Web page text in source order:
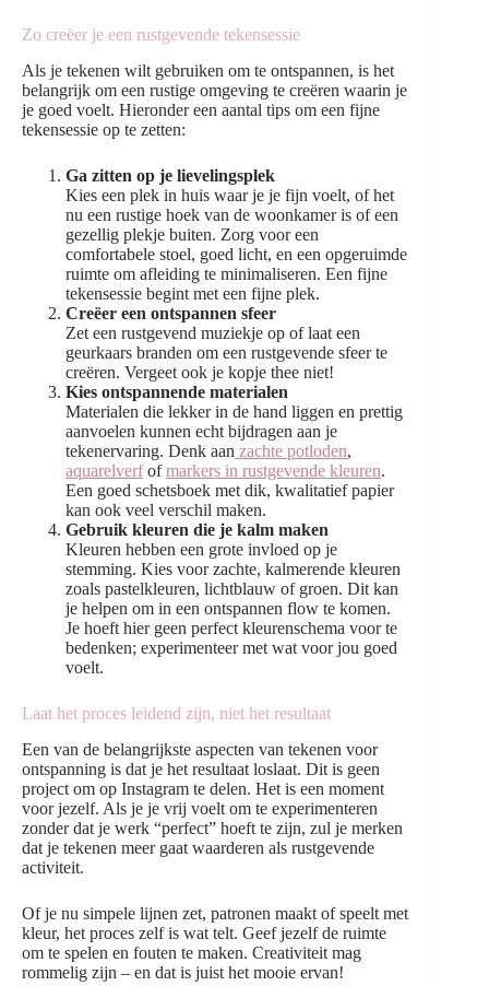
Zo creëer je een rustgevende tekensessie
Als je tekenen wilt gebruiken om te ontspannen, is het
belangrijk om een rustige omgeving te creëren waarin je
je goed voelt. Hieronder een aantal tips om een fijne
tekensessie op te zetten:
Ga zitten op je lievelingsplek
Kies een plek in huis waar je je fijn voelt, of het
nu een rustige hoek van de woonkamer is of een
gezellig plekje buiten. Zorg voor een
comfortabele stoel, goed licht, en een opgeruimde
ruimte om afleiding te minimaliseren. Een fijne
tekensessie begint met een fijne plek.
Creëer een ontspannen sfeer
Zet een rustgevend muziekje op of laat een
geurkaars branden om een rustgevende sfeer te
creëren. Vergeet ook je kopje thee niet!
Kies ontspannende materialen
Materialen die lekker in de hand liggen en prettig
aanvoelen kunnen echt bijdragen aan je
tekenervaring. Denk aan zachte potloden,
aquarelverfofmarkers in rustgevende kleuren.
Een goed schetsboek met dik, kwalitatief papier
kan ook veel verschil maken.
Gebruik kleuren die je kalm maken
Kleuren hebben een grote invloed op je
stemming. Kies voor zachte, kalmerende kleuren
zoals pastelkleuren, lichtblauw of groen. Dit kan
je helpen om in een ontspannen flow te komen.
Je hoeft hier geen perfect kleurenschema voor te
bedenken; experimenteer met wat voor jou goed
voelt.
Laat het proces leidend zijn, niet het resultaat
Een van de belangrijkste aspecten van tekenen voor
ontspanning is dat je het resultaat loslaat. Dit is geen
project om op Instagram te delen. Het is een moment
voor jezelf. Als je je vrij voelt om te experimenteren
zonder dat je werk “perfect” hoeft te zijn, zul je merken
dat je tekenen meer gaat waarderen als rustgevende
activiteit.
Of je nu simpele lijnen zet, patronen maakt of speelt met
kleur, het proces zelf is wat telt. Geef jezelf de ruimte
om te spelen en fouten te maken. Creativiteit mag
rommelig zijn – en dat is juist het mooie ervan!